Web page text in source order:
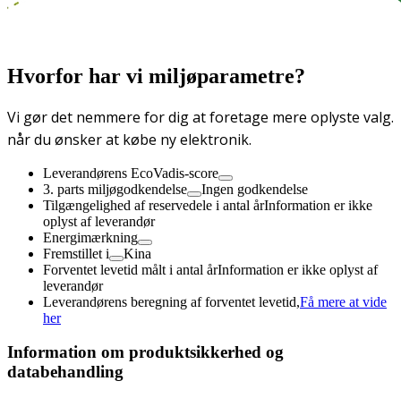
Hvorfor har vi miljøparametre?
Vi gør det nemmere for dig at foretage mere oplyste valg.
når du ønsker at købe ny elektronik.
Leverandørens EcoVadis-score
3. parts miljøgodkendelse
Ingen godkendelse
Tilgængelighed af reservedele i antal årInformation er ikke
oplyst af leverandør
Energimærkning
Fremstillet i
Kina
Forventet levetid målt i antal årInformation er ikke oplyst af
leverandør
Leverandørens beregning af forventet levetid,Få mere at vide
her
Information om produktsikkerhed og
databehandling